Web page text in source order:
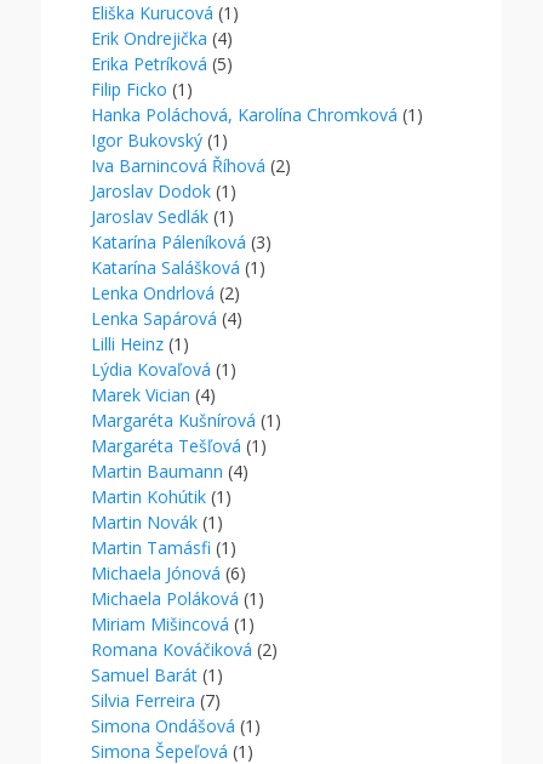
Eliška Kurucová (1)
Erik Ondrejička (4)
Erika Petríková (5)
Filip Ficko (1)
Hanka Poláchová, Karolína Chromková (1)
Igor Bukovský (1)
Iva Barnincová Říhová (2)
Jaroslav Dodok (1)
Jaroslav Sedlák (1)
Katarína Páleníková (3)
Katarína Salášková (1)
Lenka Ondrlová (2)
Lenka Sapárová (4)
Lilli Heinz (1)
Lýdia Kovaľová (1)
Marek Vician (4)
Margaréta Kušnírová (1)
Margaréta Tešľová (1)
Martin Baumann (4)
Martin Kohútik (1)
Martin Novák (1)
Martin Tamásfi (1)
Michaela Jónová (6)
Michaela Poláková (1)
Miriam Mišincová (1)
Romana Kováčiková (2)
Samuel Barát (1)
Silvia Ferreira (7)
Simona Ondášová (1)
Simona Šepeľová (1)